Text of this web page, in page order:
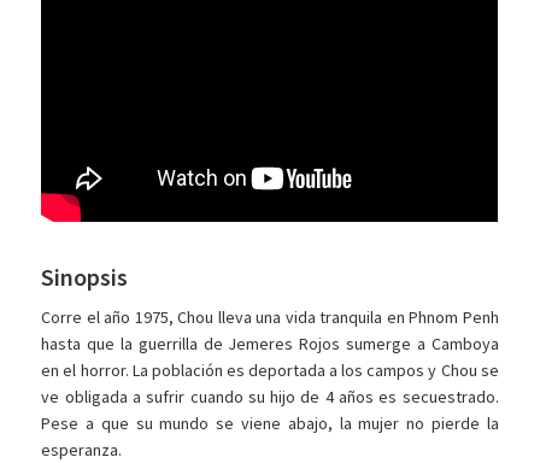
Sinopsis
Corre el año 1975, Chou lleva una vida tranquila en Phnom Penh
hasta que la guerrilla de Jemeres Rojos sumerge a Camboya
en el horror. La población es deportada a los campos y Chou se
ve obligada a sufrir cuando su hijo de 4 años es secuestrado.
Pese a que su mundo se viene abajo, la mujer no pierde la
esperanza.